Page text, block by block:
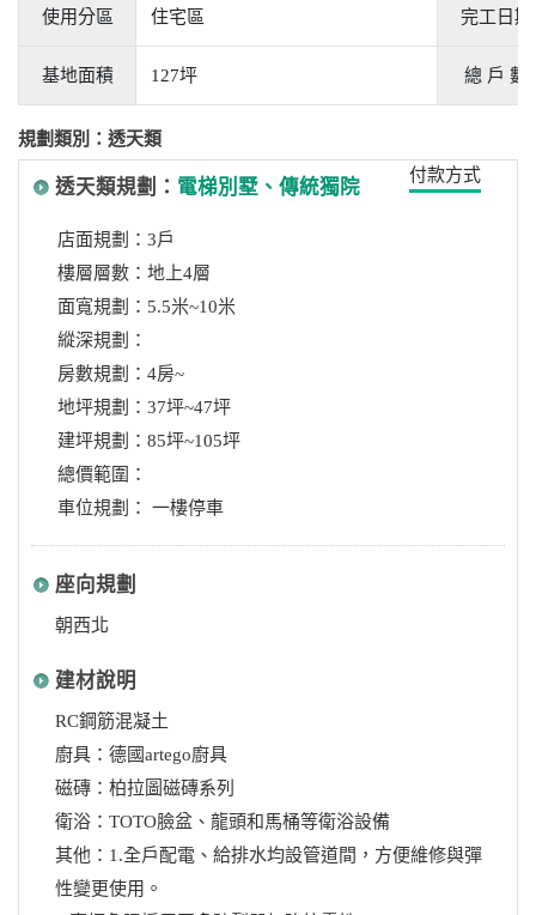
使用分區 住宅區 完工日期
基地面積 127坪 總 戶 數
規劃類別：透天類
付款方式
透天類規劃： 電梯別墅、傳統獨院
店面規劃：3戶
樓層層數：地上4層
面寬規劃：5.5米~10米
縱深規劃：
房數規劃：4房~
地坪規劃：37坪~47坪
建坪規劃：85坪~105坪
總價範圍：
車位規劃： 一樓停車
座向規劃
朝西北
建材說明
RC鋼筋混凝土
廚具：德國artego廚具
磁磚：柏拉圖磁磚系列
衛浴：TOTO臉盆、龍頭和馬桶等衛浴設備
其他：1.全戶配電、給排水均設管道間，方便維修與彈
性變更使用。